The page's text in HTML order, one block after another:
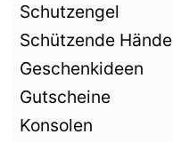
Schutzengel
Schützende Hände
Geschenkideen
Gutscheine
Konsolen